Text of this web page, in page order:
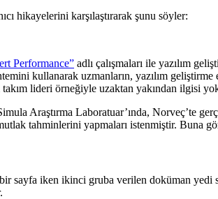
hikayelerini karşılaştırarak şunu söyler:
Performance” adlı çalışmaları ile yazılım
kullanarak uzmanların, yazılım
takım lideri örneğiyle uzaktan yakından ilgisi
Araştırma Laboratuar’ında, Norveç’te
tahminlerini yapmaları istenmiştir. Buna
sayfa iken ikinci gruba verilen doküman yedi